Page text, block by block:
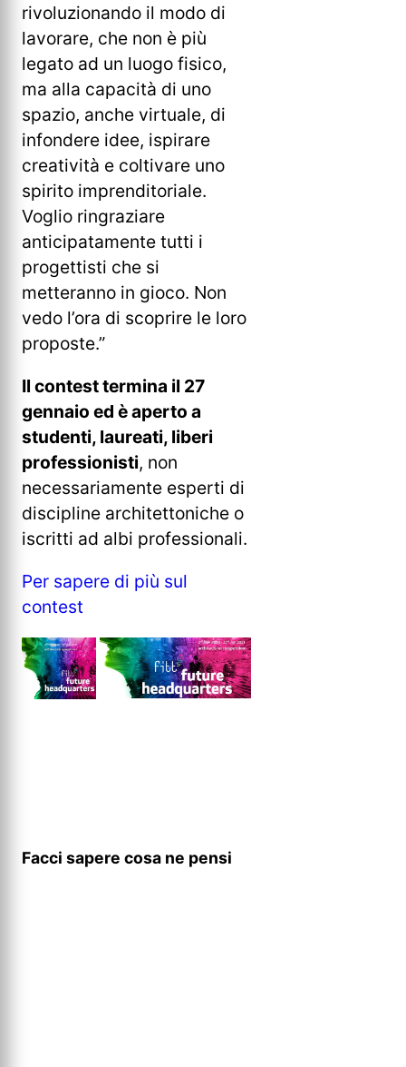
rivoluzionando il modo di
lavorare, che non è più
legato ad un luogo fisico,
ma alla capacità di uno
spazio, anche virtuale, di
infondere idee, ispirare
creatività e coltivare uno
spirito imprenditoriale.
Voglio ringraziare
anticipatamente tutti i
progettisti che si
metteranno in gioco. Non
vedo l’ora di scoprire le loro
proposte.”
Il contest termina il 27
gennaio ed è aperto a
studenti, laureati, liberi
professionisti, non
necessariamente esperti di
discipline architettoniche o
iscritti ad albi professionali.
Per sapere di più sul
contest
Facci sapere cosa ne pensi